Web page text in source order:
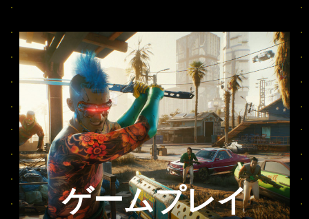
ゲームプレイ